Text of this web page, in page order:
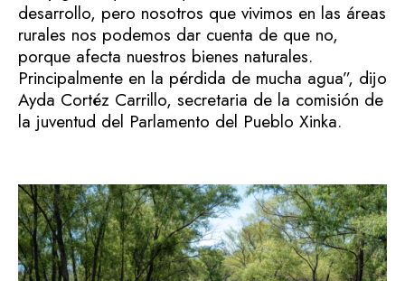
desarrollo, pero nosotros que vivimos en las áreas
rurales nos podemos dar cuenta de que no,
porque afecta nuestros bienes naturales.
Principalmente en la pérdida de mucha agua”, dijo
Ayda Cortéz Carrillo, secretaria de la comisión de
la juventud del Parlamento del Pueblo Xinka.